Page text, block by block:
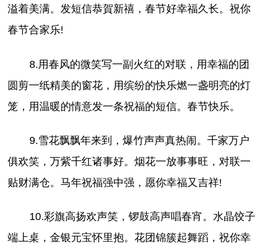
溢着美满。发短信恭賀新禧，春节好幸福久长。祝你
春节合家乐!
8.用春风的微笑写一副火红的对联，用幸福的团
圆剪一纸精美的窗花，用缤纷的快乐燃一盏明亮的灯
笼，用温暖的情意发一条祝福的短信。春节快乐。
9.雪花飘飘年来到，爆竹声声真热闹。千家万户
俱欢笑，万紫千红诸事好。烟花一放事事旺，对联一
贴财满仓。马年祝福强中强，愿你幸福又吉祥!
10.彩旗高扬欢声笑，锣鼓高声唱春宵。水晶饺子
端上桌，金银元宝怀里抱。花团锦簇起舞蹈，祝你幸